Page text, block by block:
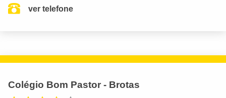
ver telefone
Colégio Bom Pastor - Brotas